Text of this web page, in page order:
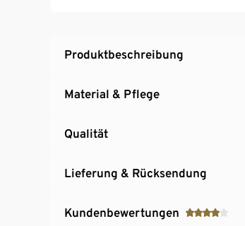
Produktbeschreibung
Material & Pflege
Qualität
Lieferung & Rücksendung
Kundenbewertungen